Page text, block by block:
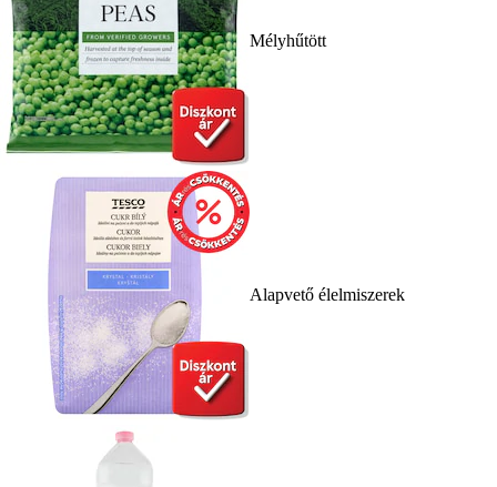
Mélyhűtött
Alapvető élelmiszerek